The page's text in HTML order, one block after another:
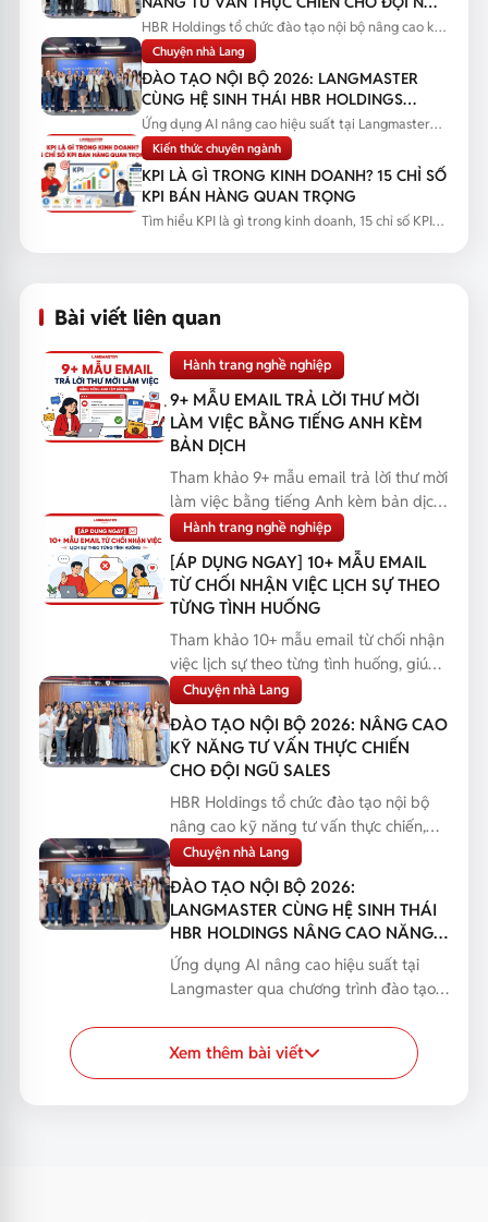
SALES
HBR Holdings tổ chức đào tạo nội bộ nâng cao kỹ
năng tư vấn thực chiến...
Chuyện nhà Lang
ĐÀO TẠO NỘI BỘ 2026: LANGMASTER
CÙNG HỆ SINH THÁI HBR HOLDINGS
NÂNG CAO NĂNG LỰC ỨNG DỤNG AI
Ứng dụng AI nâng cao hiệu suất tại Langmaster
qua chương trình đào tạo...
Kiến thức chuyên ngành
KPI LÀ GÌ TRONG KINH DOANH? 15 CHỈ SỐ
KPI BÁN HÀNG QUAN TRỌNG
Tìm hiểu KPI là gì trong kinh doanh, 15 chỉ số KPI
Bài viết liên quan
Hành trang nghề nghiệp
9+ MẪU EMAIL TRẢ LỜI THƯ MỜI
LÀM VIỆC BẰNG TIẾNG ANH KÈM
BẢN DỊCH
Tham khảo 9+ mẫu email trả lời thư mời
làm việc bằng tiếng Anh kèm bản dịch,
giúp bạn phản...
Hành trang nghề nghiệp
[ÁP DỤNG NGAY] 10+ MẪU EMAIL
TỪ CHỐI NHẬN VIỆC LỊCH SỰ THEO
TỪNG TÌNH HUỐNG
Tham khảo 10+ mẫu email từ chối nhận
việc lịch sự theo từng tình huống, giúp
bạn phản hồi...
Chuyện nhà Lang
ĐÀO TẠO NỘI BỘ 2026: NÂNG CAO
KỸ NĂNG TƯ VẤN THỰC CHIẾN
CHO ĐỘI NGŨ SALES
HBR Holdings tổ chức đào tạo nội bộ
nâng cao kỹ năng tư vấn thực chiến,
giúp đội ngũ Sales...
Chuyện nhà Lang
ĐÀO TẠO NỘI BỘ 2026:
LANGMASTER CÙNG HỆ SINH THÁI
HBR HOLDINGS NÂNG CAO NĂNG
LỰC ỨNG DỤNG AI
Ứng dụng AI nâng cao hiệu suất tại
Langmaster qua chương trình đào tạo
Xem thêm bài viết